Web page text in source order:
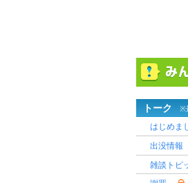
トーク ※
はじめま
出没情報
雑談トピ